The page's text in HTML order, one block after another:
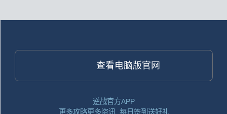
查看电脑版官网
逆战官方APP
更多攻略更多资讯, 每日签到送好礼